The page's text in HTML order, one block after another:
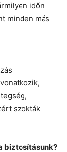
időn
minden más
szokták
biztosításunk?